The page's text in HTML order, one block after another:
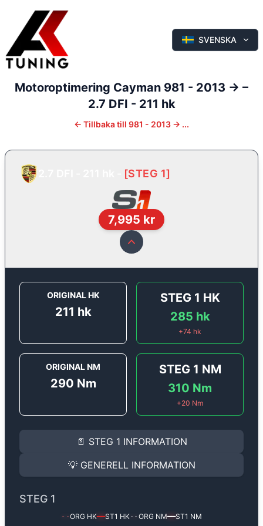
SVENSKA
Motoroptimering Cayman 981 - 2013 -> –
2.7 DFI - 211 hk
← Tillbaka till 981 - 2013 -> ...
[STEG 1]
7,995 kr
ORIGINAL HK
211 hk
STEG 1 HK
285 hk
+74 hk
ORIGINAL NM
290 Nm
STEG 1 NM
310 Nm
+20 Nm
📄 STEG 1 INFORMATION
INFORMATION
Steg 1
Porsche Cayman 2.7 DFI
Effekten ökar från211 hk till285 hkoch
(+74 hk & +20 Nm).
Ger mer effekt, högre vridmoment, lägre
Steg 1 mjukvara justerar vi ett antal
💡 GENERELL INFORMATION
✅ All mjukvara är skräddarsydd för din bil
✅ Felsökning inann samt efter optimering
STEG 1
--ORG HK━━ST1 HK--ORG NM━━ST1 NM